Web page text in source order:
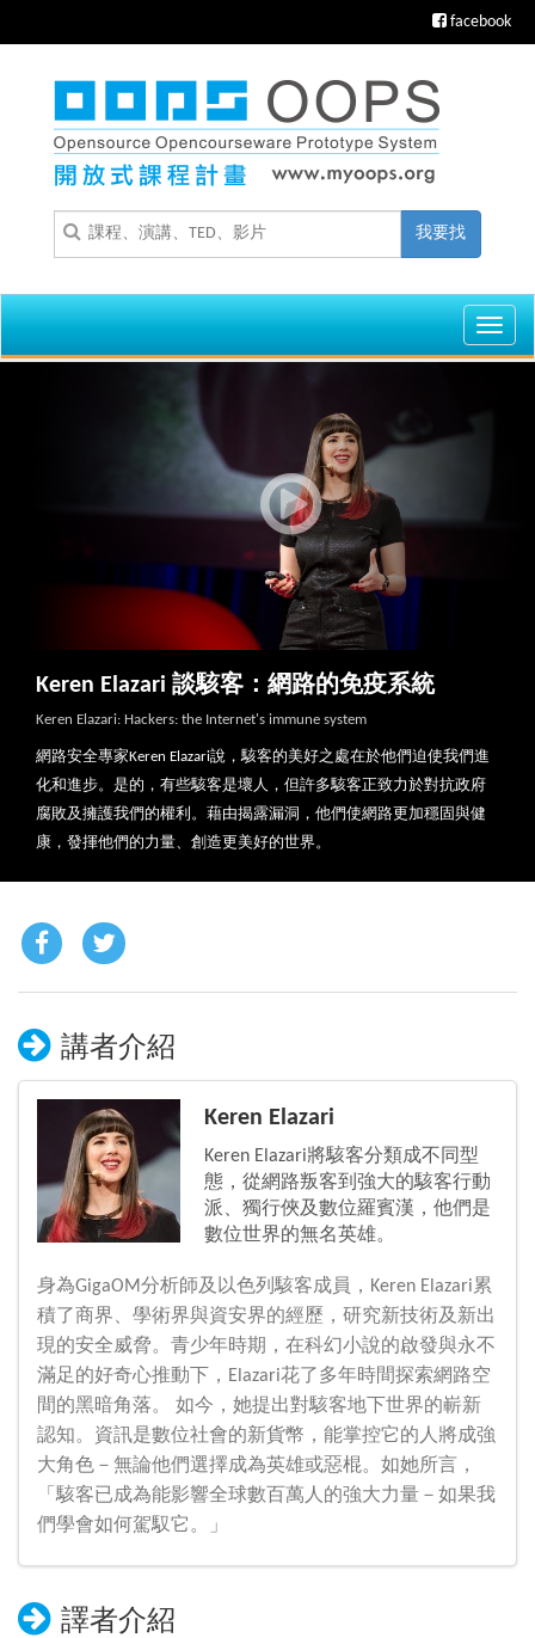
facebook
我要找
Keren Elazari 談駭客：網路的免疫系統
Keren Elazari: Hackers: the Internet's immune system
網路安全專家Keren Elazari說，駭客的美好之處在於他們迫使我們進
化和進步。是的，有些駭客是壞人，但許多駭客正致力於對抗政府
腐敗及擁護我們的權利。藉由揭露漏洞，他們使網路更加穩固與健
康，發揮他們的力量、創造更美好的世界。
講者介紹
Keren Elazari
Keren Elazari將駭客分類成不同型
態，從網路叛客到強大的駭客行動
派、獨行俠及數位羅賓漢，他們是
數位世界的無名英雄。
身為GigaOM分析師及以色列駭客成員，Keren Elazari累
積了商界、學術界與資安界的經歷，研究新技術及新出
現的安全威脅。青少年時期，在科幻小說的啟發與永不
滿足的好奇心推動下，Elazari花了多年時間探索網路空
間的黑暗角落。 如今，她提出對駭客地下世界的嶄新
認知。資訊是數位社會的新貨幣，能掌控它的人將成強
大角色－無論他們選擇成為英雄或惡棍。如她所言，
「駭客已成為能影響全球數百萬人的強大力量－如果我
們學會如何駕馭它。」
譯者介紹